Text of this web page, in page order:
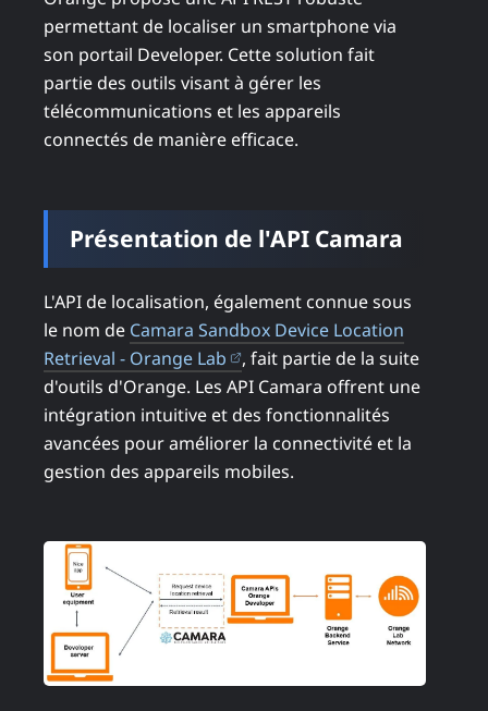
permettant de localiser un smartphone via
son portail Developer. Cette solution fait
partie des outils visant à gérer les
télécommunications et les appareils
connectés de manière efficace.
Présentation de l'API Camara
L'API de localisation, également connue sous
le nom de Camara Sandbox Device Location
Retrieval - Orange Lab
(ouvre dans un nouvel onglet)
, fait partie de la suite
d'outils d'Orange. Les API Camara offrent une
intégration intuitive et des fonctionnalités
avancées pour améliorer la connectivité et la
gestion des appareils mobiles.